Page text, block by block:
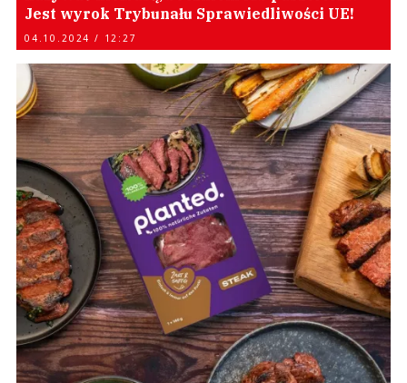
Jest wyrok Trybunału Sprawiedliwości UE!
04.10.2024 / 12:27